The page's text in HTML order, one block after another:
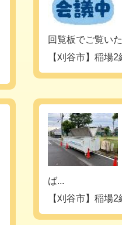
回覧板でご覧い
【刈谷市】稲場
ば...
【刈谷市】稲場